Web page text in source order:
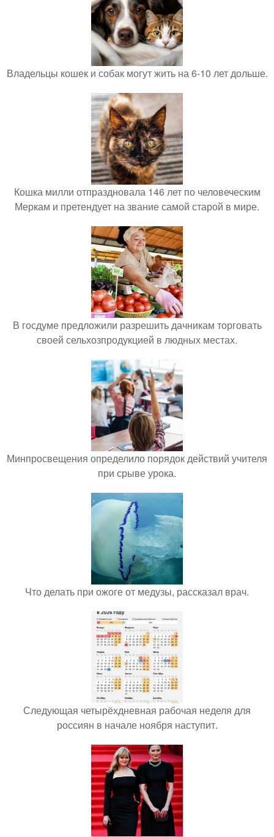
Владельцы кошек и собак могут жить на 6-10 лет дольше.
Кошка милли отпраздновала 146 лет по человеческим
Меркам и претендует на звание самой старой в мире.
В госдуме предложили разрешить дачникам торговать
своей сельхозпродукцией в людных местах.
Минпросвещения определило порядок действий учителя
при срыве урока.
Что делать при ожоге от медузы, рассказал врач.
Следующая четырёхдневная рабочая неделя для
россиян в начале ноября наступит.